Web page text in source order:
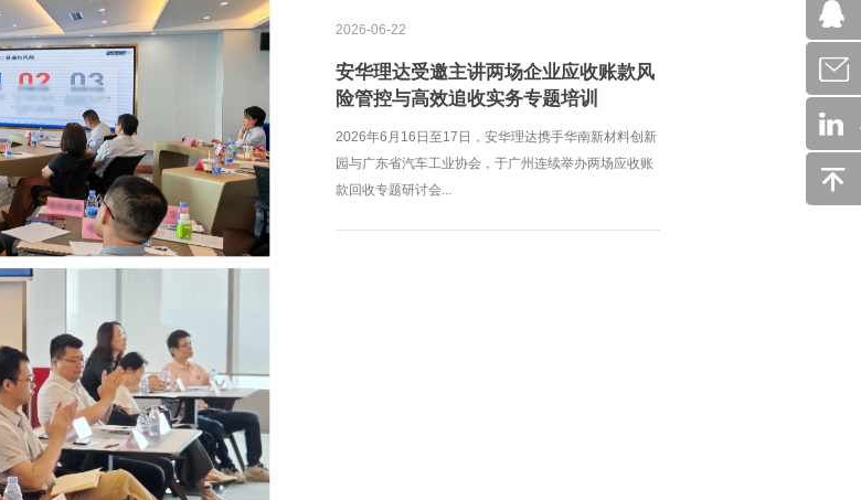
2026-06-22
安华理达受邀主讲两场企业应收账款风
险管控与高效追收实务专题培训
2026年6月16日至17日，安华理达携手华南新材料创新
园与广东省汽车工业协会，于广州连续举办两场应收账
款回收专题研讨会...